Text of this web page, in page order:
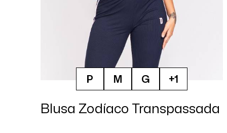
P M G +1
Blusa Zodíaco Transpassada